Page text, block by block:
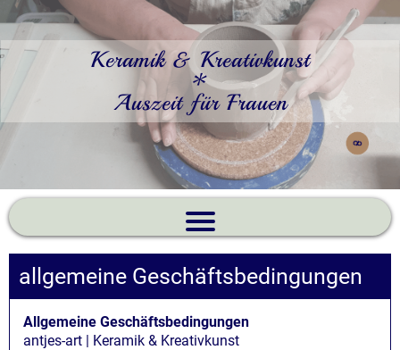
Keramik & Kreativkunst
*
Auszeit für Frauen
allgemeine Geschäftsbedingungen
Allgemeine Geschäftsbedingungen
antjes-art | Keramik & Kreativkunst